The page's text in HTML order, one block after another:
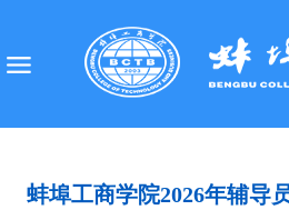
蚌埠工商学院2026年辅导